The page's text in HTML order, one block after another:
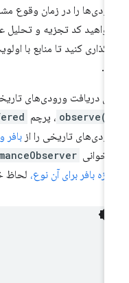
را در زمان وقوع
کنید تا منابع با
دریافت ورودی‌های تاریخی
observe()
تاریخی را ازبافر
بافر برای آن نوع،لحاظ